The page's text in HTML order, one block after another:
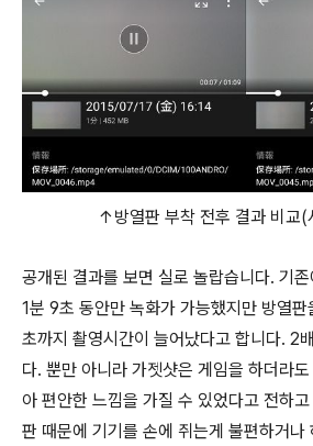
↑방열판 부착 전후 결과 비교(
공개된 결과를 보면 실로 놀랍습니다. 기
1분 9초 동안만 녹화가 가능했지만 방열
초까지 촬영시간이 늘어났다고 합니다. 2
다. 뿐만 아니라 가젯샷은 게임을 하더라
아 편안한 느낌을 가질 수 있었다고 전하
판 때문에 기기를 손에 쥐는게 불편하거나